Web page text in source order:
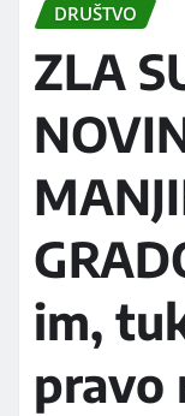
DRUŠTVO
ZLA
im,
pravo